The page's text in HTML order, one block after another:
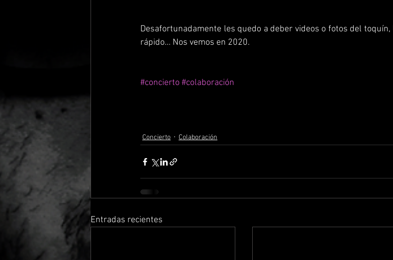
Desafortunadamente les quedo a deber videos o fotos del
rápido... Nos vemos en 2020.
#concierto #colaboración
Concierto Colaboración
Entradas recientes